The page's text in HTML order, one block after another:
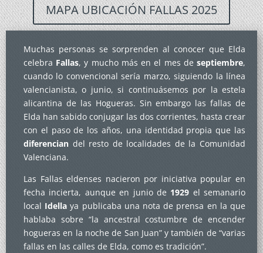
MAPA UBICACIÓN FALLAS 2025
Muchas personas se sorprenden al conocer que Elda
celebra Fallas, y mucho más en el mes deseptiembre,
cuando lo convencional sería marzo, siguiendo la línea
valencianista, o junio, si continuásemos por la estela
alicantina de las Hogueras. Sin embargo las fallas de
Elda han sabido conjugar las dos corrientes, hasta crear
con el paso de los años, una identidad propia que las
diferencian del resto de localidades de la Comunidad
Valenciana.
Las Fallas eldenses nacieron por iniciativa popular en
fecha incierta, aunque en junio de 1929 el semanario
local Idella ya publicaba una nota de prensa en la que
hablaba sobre “la ancestral costumbre de encender
hogueras en la noche de San Juan” y también de “varias
fallas en las calles de Elda, como es tradición”.